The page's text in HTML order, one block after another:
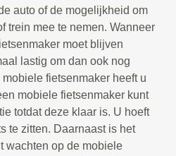
auto of de mogelijkheid om
trein mee te nemen. Wanneer
moet blijven
lastig om dan ook nog
fietsenmaker heeft u
mobiele fietsenmaker kunt
totdat deze klaar is. U hoeft
te zitten. Daarnaast is het
wachten op de mobiele